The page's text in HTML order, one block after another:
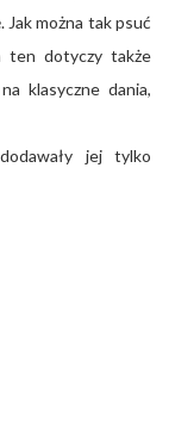
Jak można tak psuć
ten dotyczy także
klasyczne dania,
jej tylko